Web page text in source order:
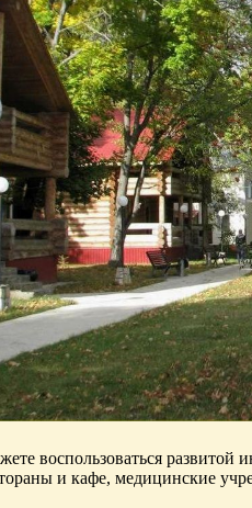
воспользоваться
и кафе, медицинские